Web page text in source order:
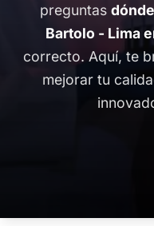
preguntas
Bartolo - Lima
correcto. Aquí, te
mejorar tu